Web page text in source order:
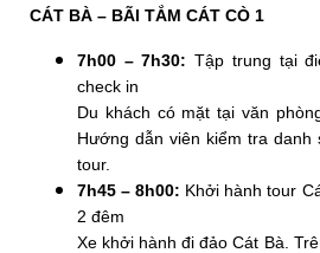
CÁT BÀ – BÃI TẮM CÁT CÒ 1
7h00 – 7h30: Tập trung tại
check in
Du khách có mặt tại văn
Hướng dẫn viên kiểm tra danh
tour.
7h45 – 8h00: Khởi hành tour
2 đêm
Xe khởi hành đi đảo Cát Bà.